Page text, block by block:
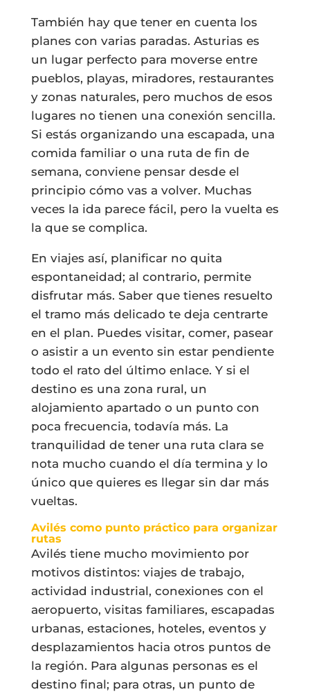
También hay que tener en cuenta los
planes con varias paradas. Asturias es
un lugar perfecto para moverse entre
pueblos, playas, miradores, restaurantes
y zonas naturales, pero muchos de esos
lugares no tienen una conexión sencilla.
Si estás organizando una escapada, una
comida familiar o una ruta de fin de
semana, conviene pensar desde el
principio cómo vas a volver. Muchas
veces la ida parece fácil, pero la vuelta es
la que se complica.
En viajes así, planificar no quita
espontaneidad; al contrario, permite
disfrutar más. Saber que tienes resuelto
el tramo más delicado te deja centrarte
en el plan. Puedes visitar, comer, pasear
o asistir a un evento sin estar pendiente
todo el rato del último enlace. Y si el
destino es una zona rural, un
alojamiento apartado o un punto con
poca frecuencia, todavía más. La
tranquilidad de tener una ruta clara se
nota mucho cuando el día termina y lo
único que quieres es llegar sin dar más
vueltas.
Avilés como punto práctico para organizar
rutas
Avilés tiene mucho movimiento por
motivos distintos: viajes de trabajo,
actividad industrial, conexiones con el
aeropuerto, visitas familiares, escapadas
urbanas, estaciones, hoteles, eventos y
desplazamientos hacia otros puntos de
la región. Para algunas personas es el
destino final; para otras, un punto de